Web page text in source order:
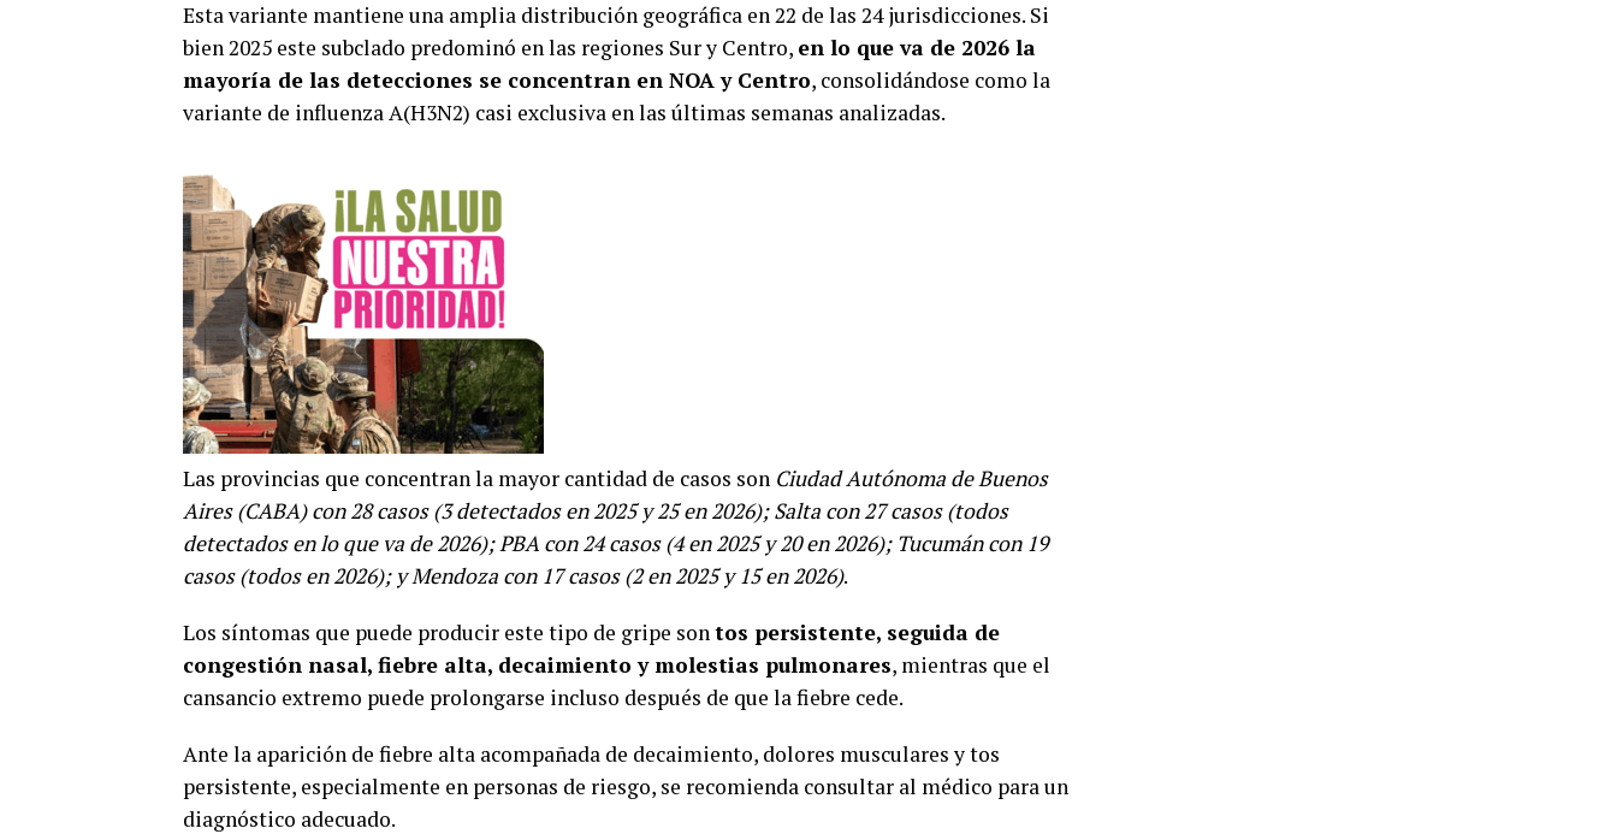
Esta variante mantiene una amplia distribución geográfica en 22 de las 24 jurisdicciones. Si
bien 2025 este subclado predominó en las regiones Sur y Centro, en lo que va de 2026 la
mayoría de las detecciones se concentran en NOA y Centro, consolidándose como la
variante de influenza A(H3N2) casi exclusiva en las últimas semanas analizadas.
Las provincias que concentran la mayor cantidad de casos son Ciudad Autónoma de Buenos
Aires (CABA) con 28 casos (3 detectados en 2025 y 25 en 2026); Salta con 27 casos (todos
detectados en lo que va de 2026); PBA con 24 casos (4 en 2025 y 20 en 2026); Tucumán con 19
casos (todos en 2026); y Mendoza con 17 casos (2 en 2025 y 15 en 2026).
Los síntomas que puede producir este tipo de gripe sontos persistente, seguida de
congestión nasal, fiebre alta, decaimiento y molestias pulmonares, mientras que el
cansancio extremo puede prolongarse incluso después de que la fiebre cede.
Ante la aparición de fiebre alta acompañada de decaimiento, dolores musculares y tos
persistente, especialmente en personas de riesgo, se recomienda consultar al médico para un
diagnóstico adecuado.